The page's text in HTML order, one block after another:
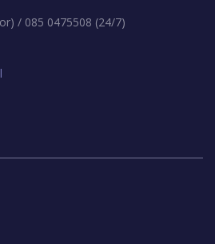
/ 085 0475508 (24/7)